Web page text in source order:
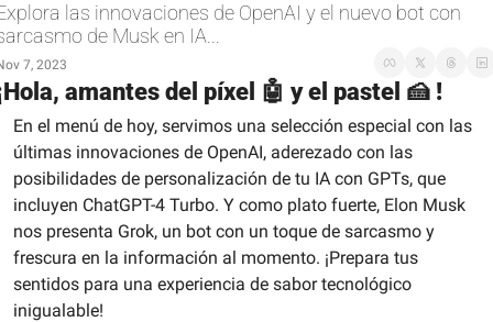
las innovaciones de OpenAI y el nuevo bot con
de Musk en IA...
7, 2023
amantes del píxel 🤖 y el pastel 🍰 !
En el menú de hoy, servimos una selección especial con las
últimas innovaciones de OpenAI, aderezado con las
posibilidades de personalización de tu IA con GPTs, que
incluyen ChatGPT-4 Turbo. Y como plato fuerte, Elon Musk
nos presenta Grok, un bot con un toque de sarcasmo y
frescura en la información al momento. ¡Prepara tus
sentidos para una experiencia de sabor tecnológico
inigualable!